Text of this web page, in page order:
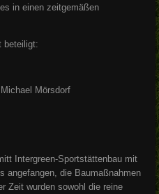
in einen zeitgemäßen
beteiligt:
Mörsdorf
Intergreen-Sportstättenbau mit
angefangen, die Baumaßnahmen
Zeit wurden sowohl die reine